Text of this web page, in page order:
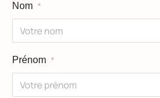
Nom *
Prénom *